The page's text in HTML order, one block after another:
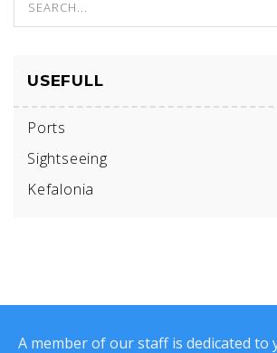
USEFULL
Ports
Sightseeing
Kefalonia
A member of our staff is dedicated to